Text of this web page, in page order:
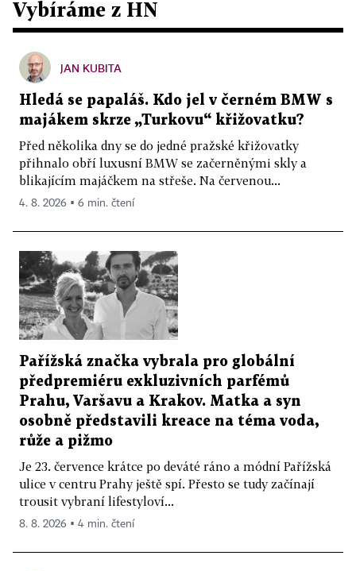
Vybíráme z HN
JAN KUBITA
Hledá se papaláš. Kdo jel v černém BMW s
majákem skrze „Turkovu“ křižovatku?
Před několika dny se do jedné pražské křižovatky
přihnalo obří luxusní BMW se začerněnými skly a
blikajícím majáčkem na střeše. Na červenou...
4. 8. 2026 ▪ 6 min. čtení
Pařížská značka vybrala pro globální
předpremiéru exkluzivních parfémů
Prahu, Varšavu a Krakov. Matka a syn
osobně představili kreace na téma voda,
růže a pižmo
Je 23. července krátce po deváté ráno a módní Pařížská
ulice v centru Prahy ještě spí. Přesto se tudy začínají
trousit vybraní lifestyloví...
8. 8. 2026 ▪ 4 min. čtení